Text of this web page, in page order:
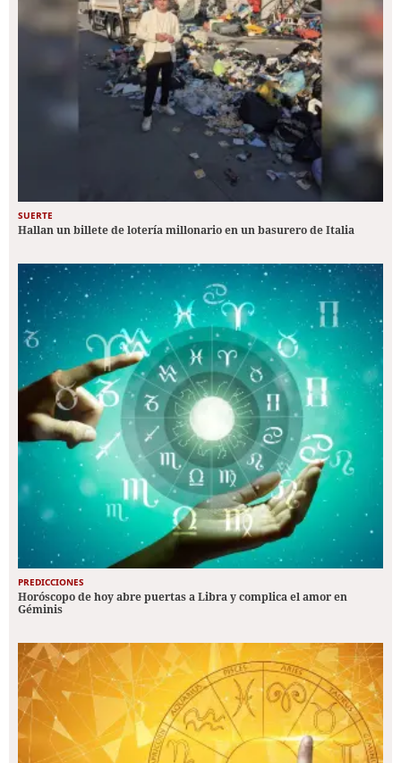
SUERTE
Hallan un billete de lotería millonario en un basurero de Italia
PREDICCIONES
Horóscopo de hoy abre puertas a Libra y complica el amor en
Géminis